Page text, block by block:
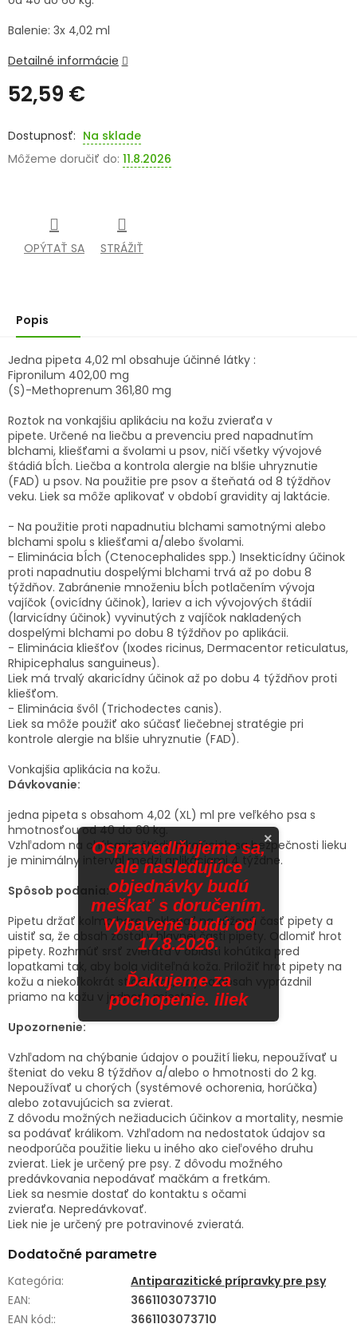
SENIORI
ZNAČKY
Prihlásenie
52,59 €
cena:
Na sklade
Môžeme doručiť do: 11.8.2026
Balenie: 3x 4,02 ml
Detailné informácie
OPÝTAŤ SA STRÁŽIŤ
Popis
Jedna pipeta 4,02 ml obsahuje účinné látky :
Fipronilum 402,00 mg
(S)-Methoprenum 361,80 mg
Roztok na vonkajšiu aplikáciu na kožu zvieraťa v
pipete. Určené na liečbu a prevenciu pred napadnutím
blchami, kliešťami a švolami u psov, ničí všetky vývojové
štádiá bĺch. Liečba a kontrola alergie na blšie uhryznutie
(FAD) u psov. Na použitie pre psov a šteňatá od 8 týždňov
veku. Liek sa môže aplikovať v období gravidity aj laktácie.
- Na použitie proti napadnutiu blchami samotnými alebo
blchami spolu s kliešťami a/alebo švolami.
- Eliminácia bĺch (Ctenocephalides spp.) Insekticídny účinok
proti napadnutiu dospelými blchami trvá až po dobu 8
týždňov. Zabránenie množeniu bĺch potlačením vývoja
vajíčok (ovicídny účinok), lariev a ich vývojových štádií
(larvicídny účinok) vyvinutých z vajíčok nakladených
dospelými blchami po dobu 8 týždňov po aplikácii.
- Eliminácia kliešťov (Ixodes ricinus, Dermacentor reticulatus,
Rhipicephalus sanguineus).
Liek má trvalý akaricídny účinok až po dobu 4 týždňov proti
kliešťom.
- Eliminácia švôl (Trichodectes canis).
Liek sa môže použiť ako súčasť liečebnej stratégie pri
kontrole alergie na blšie uhryznutie (FAD).
Vonkajšia aplikácia na kožu.
Dávkovanie:
jedna pipeta s obsahom 4,02 (XL) ml pre veľkého psa s
hmotnosťou od 40 do 60 kg.
Vzhľadom na chýbanie štúdií týkajúcich sa bezpečnosti lieku
je minimálny interval medzi aplikáciami 4 týždne.
Spôsob podania:
Pipetu držať kolmo hore. Poklepať na zúženú časť pipety a
uistiť sa, že obsah zostal v hlavnej časti pipety. Odlomiť hrot
pipety. Rozhrnúť srsť zvieraťa v oblasti kohútika pred
lopatkami tak, aby bola viditeľná koža. Priložiť hrot pipety na
kožu a niekoľkokrát stlačiť tak, aby sa obsah vyprázdnil
priamo na kožu v jednom mieste.
Upozornenie:
Vzhľadom na chýbanie údajov o použití lieku, nepoužívať u
šteniat do veku 8 týždňov a/alebo o hmotnosti do 2 kg.
Nepoužívať u chorých (systémové ochorenia, horúčka)
alebo zotavujúcich sa zvierat.
Z dôvodu možných nežiaducich účinkov a mortality, nesmie
sa podávať králikom. Vzhľadom na nedostatok údajov sa
neodporúča použitie lieku u iného ako cieľového druhu
zvierat. Liek je určený pre psy. Z dôvodu možného
predávkovania nepodávať mačkám a fretkám.
Liek sa nesmie dostať do kontaktu s očami
zvieraťa. Nepredávkovať.
Liek nie je určený pre potravinové zvieratá.
Dodatočné parametre
Kategória:
Antiparazitické prípravky pre psy
EAN:
3661103073710
EAN kód::
3661103073710
×
Ospravedlňujeme sa,
ale nasledujúce
objednávky budú
meškať s doručením.
Vybavené budú od
17.8.2026.
Ďakujeme za
pochopenie. iliek